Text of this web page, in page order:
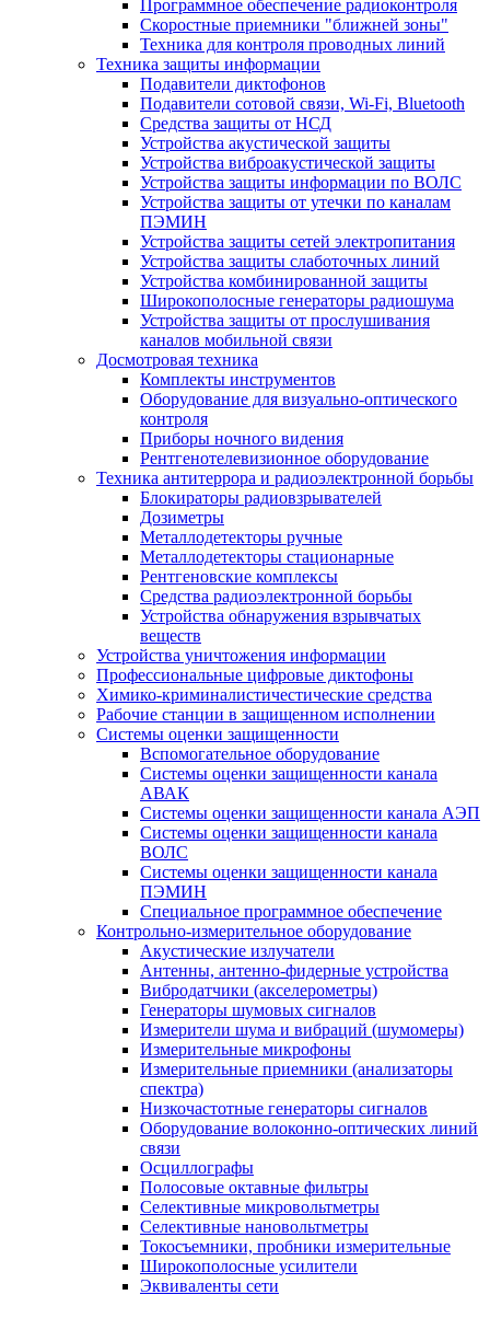
Программное обеспечение радиоконтроля
Скоростные приемники "ближней зоны"
Техника для контроля проводных линий
Техника защиты информации
Подавители диктофонов
Подавители сотовой связи, Wi-Fi, Bluetooth
Средства защиты от НСД
Устройства акустической защиты
Устройства виброакустической защиты
Устройства защиты информации по ВОЛС
Устройства защиты от утечки по каналам
ПЭМИН
Устройства защиты сетей электропитания
Устройства защиты слаботочных линий
Устройства комбинированной защиты
Широкополосные генераторы радиошума
Устройства защиты от прослушивания
каналов мобильной связи
Досмотровая техника
Комплекты инструментов
Оборудование для визуально-оптического
контроля
Приборы ночного видения
Рентгенотелевизионное оборудование
Техника антитеррора и радиоэлектронной борьбы
Блокираторы радиовзрывателей
Дозиметры
Металлодетекторы ручные
Металлодетекторы стационарные
Рентгеновские комплексы
Средства радиоэлектронной борьбы
Устройства обнаружения взрывчатых
веществ
Устройства уничтожения информации
Профессиональные цифровые диктофоны
Химико-криминалистичестические средства
Рабочие станции в защищенном исполнении
Системы оценки защищенности
Вспомогательное оборудование
Системы оценки защищенности канала
АВАК
Системы оценки защищенности канала АЭП
Системы оценки защищенности канала
ВОЛС
Системы оценки защищенности канала
ПЭМИН
Специальное программное обеспечение
Контрольно-измерительное оборудование
Акустические излучатели
Антенны, антенно-фидерные устройства
Вибродатчики (акселерометры)
Генераторы шумовых сигналов
Измерители шума и вибраций (шумомеры)
Измерительные микрофоны
Измерительные приемники (анализаторы
спектра)
Низкочастотные генераторы сигналов
Оборудование волоконно-оптических линий
связи
Осциллографы
Полосовые октавные фильтры
Селективные микровольтметры
Селективные нановольтметры
Токосъемники, пробники измерительные
Широкополосные усилители
Эквиваленты сети